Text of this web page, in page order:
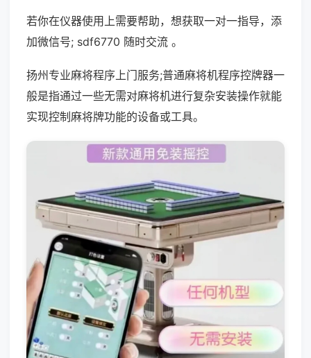
若你在仪器使用上需要帮助，想获取一对一指导，添
加微信号; sdf6770 随时交流 。
扬州专业麻将程序上门服务;普通麻将机程序控牌器一
般是指通过一些无需对麻将机进行复杂安装操作就能
实现控制麻将牌功能的设备或工具。